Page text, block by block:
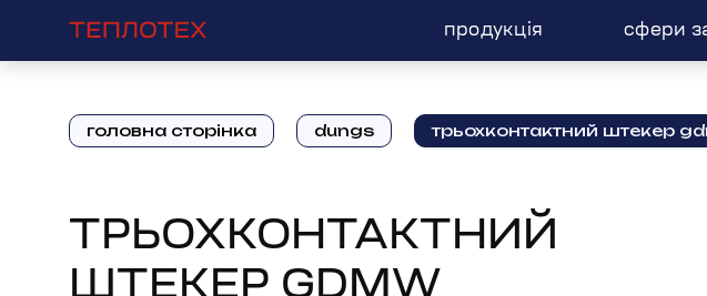
продукція сфери
головна сторінка dungs трьохконтактний штекер
ТРЬОХКОНТАКТНИЙ